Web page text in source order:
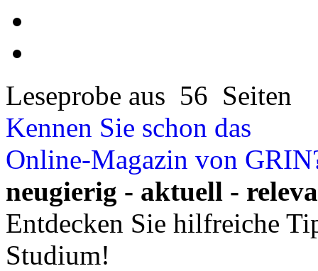
Leseprobe aus 56 Seiten
Kennen Sie schon das
Online-Magazin von
neugierig - aktuell -
Entdecken Sie hilfreiche
Studium!